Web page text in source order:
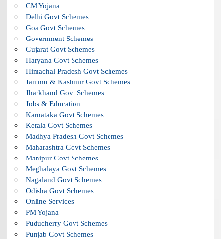
CM Yojana
Delhi Govt Schemes
Goa Govt Schemes
Government Schemes
Gujarat Govt Schemes
Haryana Govt Schemes
Himachal Pradesh Govt Schemes
Jammu & Kashmir Govt Schemes
Jharkhand Govt Schemes
Jobs & Education
Karnataka Govt Schemes
Kerala Govt Schemes
Madhya Pradesh Govt Schemes
Maharashtra Govt Schemes
Manipur Govt Schemes
Meghalaya Govt Schemes
Nagaland Govt Schemes
Odisha Govt Schemes
Online Services
PM Yojana
Puducherry Govt Schemes
Punjab Govt Schemes